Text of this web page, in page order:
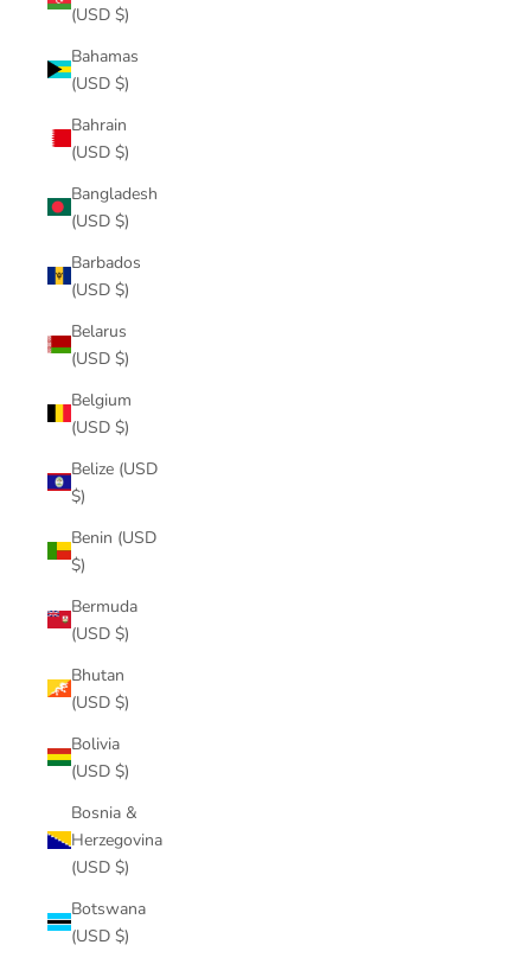
(USD $)
Bahamas
(USD $)
Bahrain
(USD $)
Bangladesh
(USD $)
Barbados
(USD $)
Belarus
(USD $)
Belgium
(USD $)
Belize (USD
$)
Benin (USD
$)
Bermuda
(USD $)
Bhutan
(USD $)
Bolivia
(USD $)
Bosnia &
Herzegovina
(USD $)
Botswana
(USD $)